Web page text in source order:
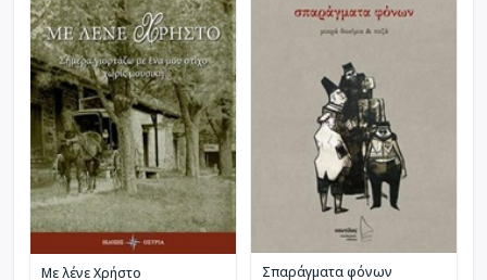
Με λένε Χρήστο Σπαράγματα φόνων